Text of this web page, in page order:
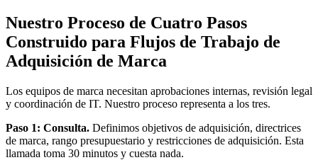
Nuestro Proceso de Cuatro Pasos
Construido para Flujos de Trabajo de
Adquisición de Marca
Los equipos de marca necesitan aprobaciones internas, revisión legal
y coordinación de IT. Nuestro proceso representa a los tres.
Paso 1: Consulta. Definimos objetivos de adquisición, directrices
de marca, rango presupuestario y restricciones de adquisición. Esta
llamada toma 30 minutos y cuesta nada.